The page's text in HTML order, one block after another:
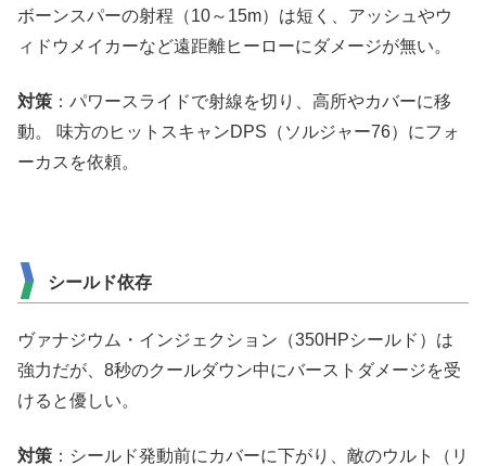
ボーンスパーの射程（10～15m）は短く、アッシュやウ
ィドウメイカーなど遠距離ヒーローにダメージが無い。
対策 ：パワースライドで射線を切り、高所やカバーに移
動。 味方のヒットスキャンDPS（ソルジャー76）にフォ
ーカスを依頼。
シールド依存
ヴァナジウム・インジェクション（350HPシールド）は
強力だが、8秒のクールダウン中にバーストダメージを受
けると優しい。
対策 ：シールド発動前にカバーに下がり、敵のウルト（リ